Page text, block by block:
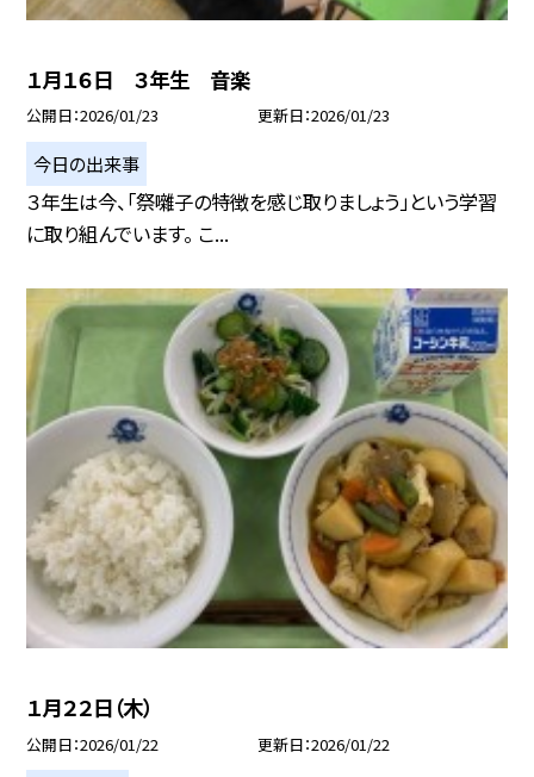
１月１６日 ３年生 音楽
公開日 2026/01/23 更新日 2026/01/23
今日の出来事
３年生は今、「祭囃子の特徴を感じ取りましょう」という学習
に取り組んでいます。 こ...
１月２２日（木）
公開日 2026/01/22 更新日 2026/01/22